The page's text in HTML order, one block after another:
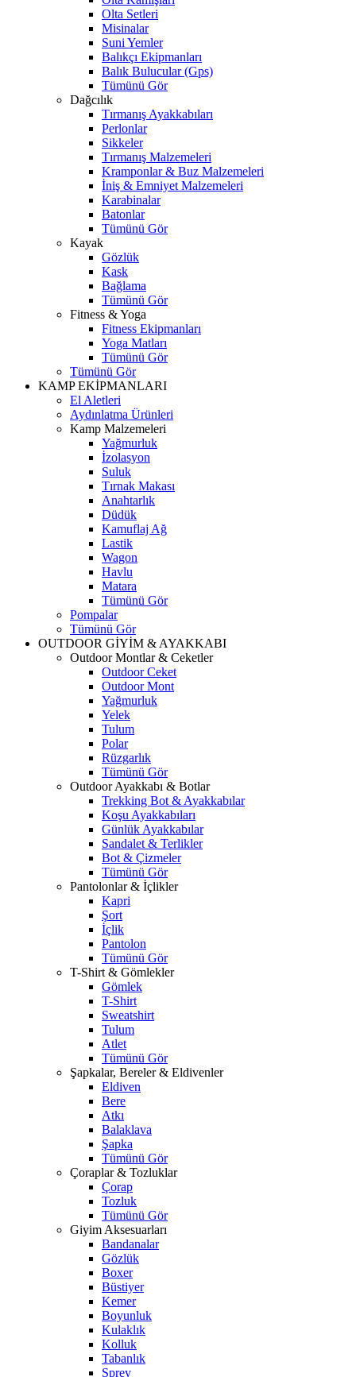
Olta Setleri
Misinalar
Suni Yemler
Balıkçı Ekipmanları
Balık Bulucular (Gps)
Tümünü Gör
Dağcılık
Tırmanış Ayakkabıları
Perlonlar
Sikkeler
Tırmanış Malzemeleri
Kramponlar & Buz Malzemeleri
İniş & Emniyet Malzemeleri
Karabinalar
Batonlar
Tümünü Gör
Kayak
Gözlük
Kask
Bağlama
Tümünü Gör
Fitness & Yoga
Fitness Ekipmanları
Yoga Matları
Tümünü Gör
Tümünü Gör
KAMP EKİPMANLARI
El Aletleri
Aydınlatma Ürünleri
Kamp Malzemeleri
Yağmurluk
İzolasyon
Suluk
Tırnak Makası
Anahtarlık
Düdük
Kamuflaj Ağ
Lastik
Wagon
Havlu
Matara
Tümünü Gör
Pompalar
Tümünü Gör
OUTDOOR GİYİM & AYAKKABI
Outdoor Montlar & Ceketler
Outdoor Ceket
Outdoor Mont
Yağmurluk
Yelek
Tulum
Polar
Rüzgarlık
Tümünü Gör
Outdoor Ayakkabı & Botlar
Trekking Bot & Ayakkabılar
Koşu Ayakkabıları
Günlük Ayakkabılar
Sandalet & Terlikler
Bot & Çizmeler
Tümünü Gör
Pantolonlar & İçlikler
Kapri
Şort
İçlik
Pantolon
Tümünü Gör
T-Shirt & Gömlekler
Gömlek
T-Shirt
Sweatshirt
Tulum
Atlet
Tümünü Gör
Şapkalar, Bereler & Eldivenler
Eldiven
Bere
Atkı
Balaklava
Şapka
Tümünü Gör
Çoraplar & Tozluklar
Çorap
Tozluk
Tümünü Gör
Giyim Aksesuarları
Bandanalar
Gözlük
Boxer
Büstiyer
Kemer
Boyunluk
Kulaklık
Kolluk
Tabanlık
Sprey